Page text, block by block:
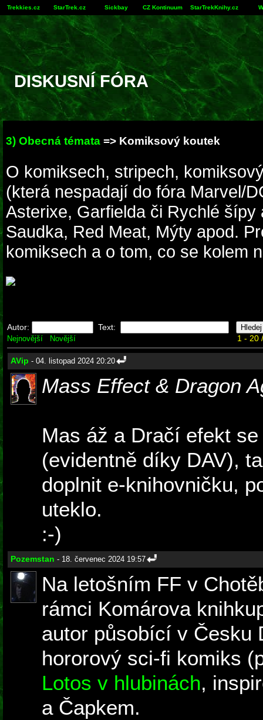
Trekkies.cz StarTrek.cz Sickbay CZ Kontinuum StarTrekKnihy.cz
DISKUSNÍ FÓRA
3) Obecná témata => Komiksový koutek
O komiksech, stripech,
(která nespadají do fóra Marvel/
Asterixe, Garfielda či Rychlé šípy
Saudka, Red Meat, Mýty apod.
komiksech a o tom, co se kolem
Autor: Text:
Nejnovější Novější 1 - 20
AVip - 04. listopad 2024 20:20
Mass Effect & Dragon
Mas áž a Dračí efekt
(evidentně díky DAV),
doplnit e-knihovničku,
uteklo.
:-)
Pozemstan - 18. červenec 2024 19:57
Na letošním FF v
rámci Komárova
autor působící v Česku
hororový sci-fi komiks
Lotos v hlubinách,
a Čapkem.